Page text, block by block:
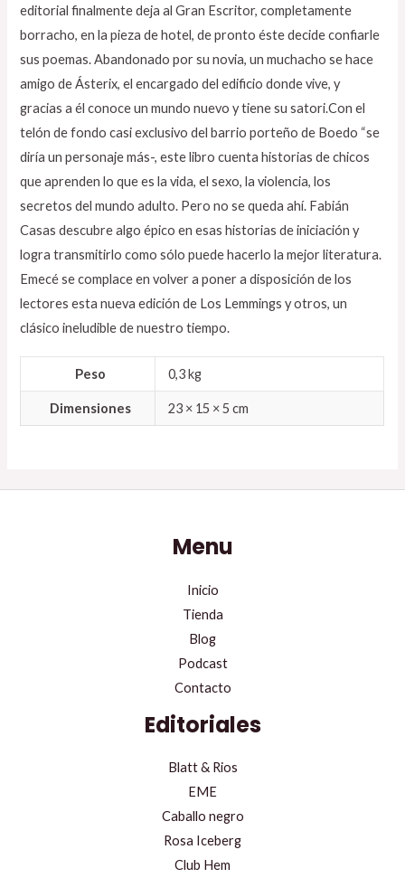
editorial finalmente deja al Gran Escritor, completamente
borracho, en la pieza de hotel, de pronto éste decide confiarle
sus poemas. Abandonado por su novia, un muchacho se hace
amigo de Ásterix, el encargado del edificio donde vive, y
gracias a él conoce un mundo nuevo y tiene su satori.Con el
telón de fondo casi exclusivo del barrio porteño de Boedo “se
diría un personaje más-, este libro cuenta historias de chicos
que aprenden lo que es la vida, el sexo, la violencia, los
secretos del mundo adulto. Pero no se queda ahí. Fabián
Casas descubre algo épico en esas historias de iniciación y
logra transmitirlo como sólo puede hacerlo la mejor literatura.
Emecé se complace en volver a poner a disposición de los
lectores esta nueva edición de Los Lemmings y otros, un
clásico ineludible de nuestro tiempo.
Peso 0,3 kg
Dimensiones 23 × 15 × 5 cm
Menu
Inicio
Tienda
Blog
Podcast
Contacto
Editoriales
Blatt & Rios
EME
Caballo negro
Rosa Iceberg
Club Hem